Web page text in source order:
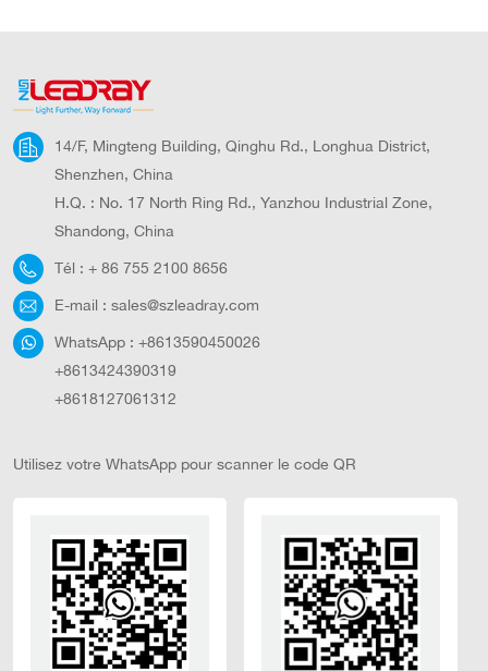
14/F, Mingteng Building, Qinghu Rd., Longhua District,
Shenzhen, China
H.Q. : No. 17 North Ring Rd., Yanzhou Industrial Zone,
Shandong, China
Tél : + 86 755 2100 8656
E-mail : sales@szleadray.com
WhatsApp : +8613590450026
+8613424390319
+8618127061312
Utilisez votre WhatsApp pour scanner le code QR